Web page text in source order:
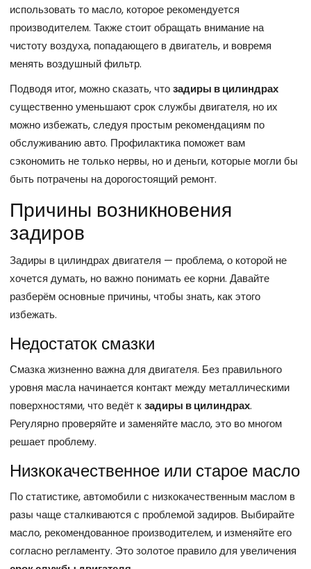
использовать то масло, которое рекомендуется
производителем. Также стоит обращать внимание на
чистоту воздуха, попадающего в двигатель, и вовремя
менять воздушный фильтр.
Подводя итог, можно сказать, чтозадиры в цилиндрах
существенно уменьшают срок службы двигателя, но их
можно избежать, следуя простым рекомендациям по
обслуживанию авто. Профилактика поможет вам
сэкономить не только нервы, но и деньги, которые могли бы
быть потрачены на дорогостоящий ремонт.
Причины возникновения
задиров
Задиры в цилиндрах двигателя — проблема, о которой не
хочется думать, но важно понимать ее корни. Давайте
разберём основные причины, чтобы знать, как этого
избежать.
Недостаток смазки
Смазка жизненно важна для двигателя. Без правильного
уровня масла начинается контакт между металлическими
поверхностями, что ведёт кзадиры в цилиндрах.
Регулярно проверяйте и заменяйте масло, это во многом
решает проблему.
Низкокачественное или старое масло
По статистике, автомобили с низкокачественным маслом в
разы чаще сталкиваются с проблемой задиров. Выбирайте
масло, рекомендованное производителем, и изменяйте его
согласно регламенту. Это золотое правило для увеличения